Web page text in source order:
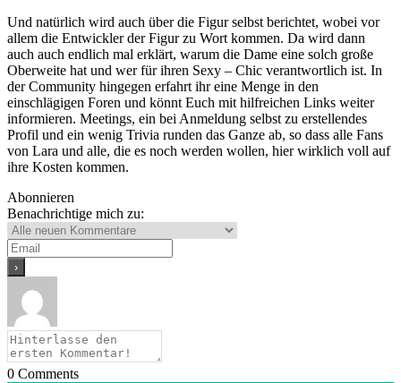
Und natürlich wird auch über die Figur selbst berichtet, wobei vor
allem die Entwickler der Figur zu Wort kommen. Da wird dann
auch auch endlich mal erklärt, warum die Dame eine solch große
Oberweite hat und wer für ihren Sexy – Chic verantwortlich ist. In
der Community hingegen erfahrt ihr eine Menge in den
einschlägigen Foren und könnt Euch mit hilfreichen Links weiter
informieren. Meetings, ein bei Anmeldung selbst zu erstellendes
Profil und ein wenig Trivia runden das Ganze ab, so dass alle Fans
von Lara und alle, die es noch werden wollen, hier wirklich voll auf
ihre Kosten kommen.
Abonnieren
Benachrichtige mich zu:
0 Comments